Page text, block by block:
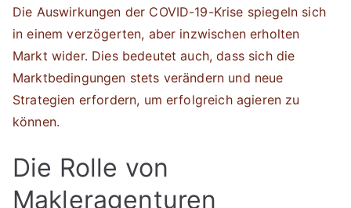
Die Auswirkungen der COVID-19-Krise spiegeln sich
in einem verzögerten, aber inzwischen erholten
Markt wider. Dies bedeutet auch, dass sich die
Marktbedingungen stets verändern und neue
Strategien erfordern, um erfolgreich agieren zu
können.
Die Rolle von
Makleragenturen